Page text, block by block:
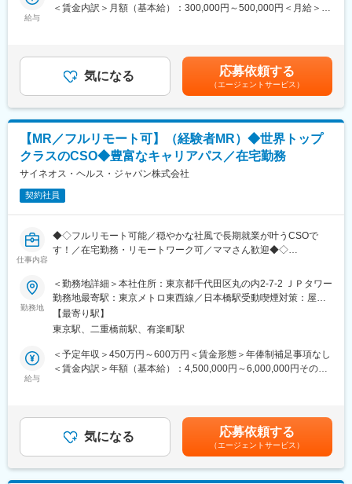
関与しています
・日本においても業界トップシェアを誇り、常時100以上のPJが
給与
＜賃金内訳＞月額（基本給）：300,000円～500,000円＜月給＞
ジェクト稼働手当(35,000円)、外勤日当（1日1,500円／外勤3.5時
間以上）■変動賞与制（6月・12月・3月）※平均実績6ヶ月分■イン
センティブ：3月（対象者）賃金はあくまでも目安の金額であり、
選考を通じて上下する可能性があります。月給(月額)は固定手当を
含めた表記です。
気になる 応募依頼する
（エージェントサービス）
【MR／フルリモート可】（経験者MR）◆世界トップ
クラスのCSO◆豊富なキャリアパス／在宅勤務
サイネオス・ヘルス・ジャパン株式会社
契約社員
仕事内容
◆◇フルリモート可能／穏やかな社風で長期就業が叶うCSOで
す！／在宅勤務・リモートワーク可／ママさん歓迎◆◇
■業務内容：
大手製薬会社などを中心としたクライアントのプロジェクトへの
配属です。
リモート環境下で下記のような業務を行っていただきます。
・オンラインでの説明会実施
・医療関係者からの問い合わせ対応（電話、オンライン）など
※プロジェクトの状況によっては、選考保留（ご紹介できるプロジ
■同社の魅力：
（1）充実したサポート体制
配属後は担当マネージャーが丁寧に支援します。日々の仕事の悩
勤務地
＜勤務地詳細＞本社住所：東京都千代田区丸の内2-7-2 ＪＰタワー
勤務地最寄駅：東京メトロ東西線／日本橋駅受動喫煙対策：屋内
全面禁煙変更の範囲：会社の定める事業所（リモートワーク含
む）
【最寄り駅】
東京駅、二重橋前駅、有楽町駅
給与
＜予定年収＞450万円～600万円＜賃金形態＞年俸制補足事項なし
＜賃金内訳＞年額（基本給）：4,500,000円～6,000,000円その他
一時金：10万円（四半期に1回、10万円程度支給）※ただし支給条
件有。賃金はあくまでも目安の金額であり、選考を通じて上下す
る可能性があります。月給(月額)は固定手当を含めた表記です。
気になる 応募依頼する
（エージェントサービス）